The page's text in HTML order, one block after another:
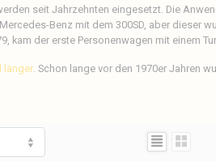
seit Jahrzehnten eingesetzt. Die
Benz mit dem 300SD, aber dieser
kam der erste Personenwagen mit einem
länger. Schon lange vor den 1970er Jahren
und überholten Turbos. Bekannte
Anzeige